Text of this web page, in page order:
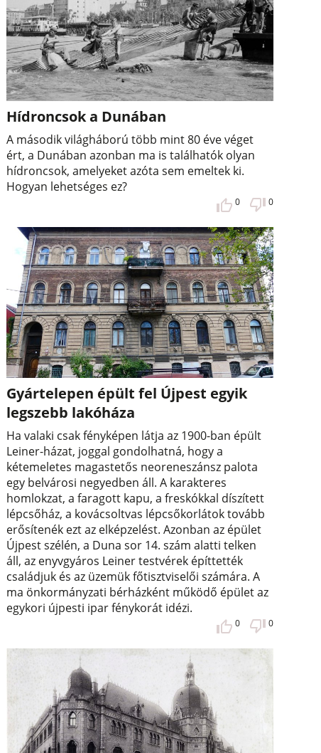
Hídroncsok a Dunában
A második világháború több mint 80 éve véget
ért, a Dunában azonban ma is találhatók olyan
hídroncsok, amelyeket azóta sem emeltek ki.
Hogyan lehetséges ez?
0 0
Gyártelepen épült fel Újpest egyik
legszebb lakóháza
Ha valaki csak fényképen látja az 1900-ban épült
Leiner-házat, joggal gondolhatná, hogy a
kétemeletes magastetős neoreneszánsz palota
egy belvárosi negyedben áll. A karakteres
homlokzat, a faragott kapu, a freskókkal díszített
lépcsőház, a kovácsoltvas lépcsőkorlátok tovább
erősítenék ezt az elképzelést. Azonban az épület
Újpest szélén, a Duna sor 14. szám alatti telken
áll, az enyvgyáros Leiner testvérek építtették
családjuk és az üzemük főtisztviselői számára. A
ma önkormányzati bérházként működő épület az
egykori újpesti ipar fénykorát idézi.
0 0